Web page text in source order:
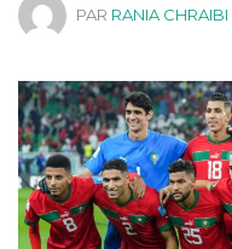
PAR RANIA CHRAIBI